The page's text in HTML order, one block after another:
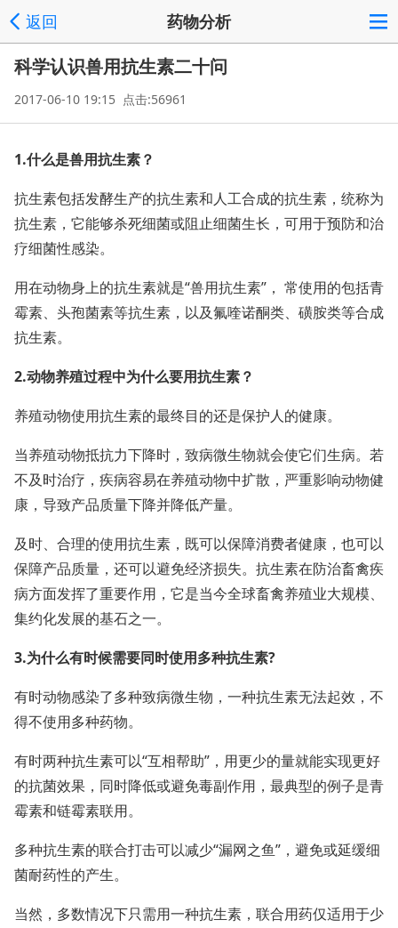
返回 药物分析
科学认识兽用抗生素二十问
2017-06-10 19:15 点击:56961
1.什么是兽用抗生素？
抗生素包括发酵生产的抗生素和人工合成的抗生素，统称为
抗生素，它能够杀死细菌或阻止细菌生长，可用于预防和治
疗细菌性感染。
用在动物身上的抗生素就是“兽用抗生素”， 常使用的包括青
霉素、头孢菌素等抗生素，以及氟喹诺酮类、磺胺类等合成
抗生素。
2.动物养殖过程中为什么要用抗生素？
养殖动物使用抗生素的最终目的还是保护人的健康。
当养殖动物抵抗力下降时，致病微生物就会使它们生病。若
不及时治疗，疾病容易在养殖动物中扩散，严重影响动物健
康，导致产品质量下降并降低产量。
及时、合理的使用抗生素，既可以保障消费者健康，也可以
保障产品质量，还可以避免经济损失。抗生素在防治畜禽疾
病方面发挥了重要作用，它是当今全球畜禽养殖业大规模、
集约化发展的基石之一。
3.为什么有时候需要同时使用多种抗生素?
有时动物感染了多种致病微生物，一种抗生素无法起效，不
得不使用多种药物。
有时两种抗生素可以“互相帮助”，用更少的量就能实现更好
的抗菌效果，同时降低或避免毒副作用，最典型的例子是青
霉素和链霉素联用。
多种抗生素的联合打击可以减少“漏网之鱼”，避免或延缓细
菌耐药性的产生。
当然，多数情况下只需用一种抗生素，联合用药仅适用于少